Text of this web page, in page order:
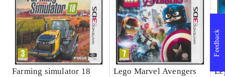
Farming simulator 18
Lego Marvel Avengers
Feedback